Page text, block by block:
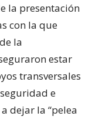
la presentación
con la que
la
estar
transversales
e
dejar la “pelea